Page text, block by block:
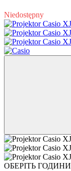
Niedostępny
ОБЕРІТЬ